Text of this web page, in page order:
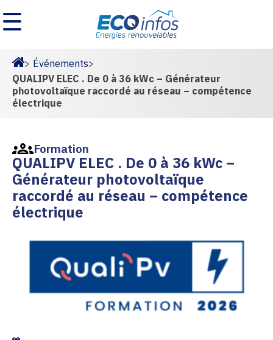
☰
Homepage
> Événements>
QUALIPV ELEC . De 0 à 36 kWc – Générateur
photovoltaïque raccordé au réseau – compétence
électrique
Formation
QUALIPV ELEC . De 0 à 36 kWc –
Générateur photovoltaïque
raccordé au réseau – compétence
électrique